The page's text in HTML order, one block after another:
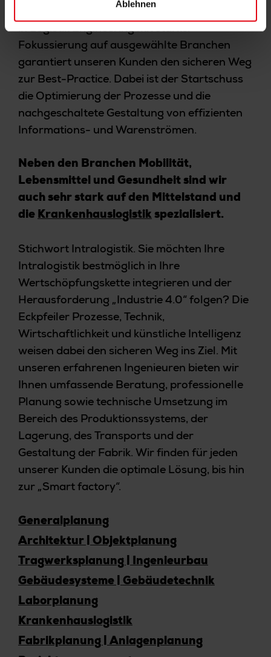
Ablehnen
Die langjährige Erfahrung von Scherr+Klimke
in Logistik Engineering mit starker
Fokussierung auf ausgewählte Branchen
garantiert unseren Kunden den sicheren Weg
zur Best-Practice. Dabei ist der Startschuss
die Optimierung der Prozesse und die
nachgeschaltete Gestaltung von effizienten
Informations- und Warenströmen.
Neben den Branchen Mobilität,
Lebensmittel und Gesundheit sind wir
auch sehr stark auf den Mittelstand und
die Krankenhauslogistik spezialisiert.
Stichwort Intralogistik. Sie möchten Ihre
Intralogistik bestmöglich in Ihre
Wertschöpfungskette integrieren und der
Herausforderung „Industrie 4.0“ folgen? Die
Eckpfeiler Prozesse, Technik,
Wirtschaftlichkeit und künstliche Intelligenz
weisen dabei den sicheren Weg ins Ziel. Mit
unseren erfahrenen Ingenieuren bieten wir
Ihnen umfassende Beratung, professionelle
Planung sowie technische Umsetzung im
Bereich des Produktionssystems, der
Lagerung, des Transports und der
Gestaltung der Fabrik. Wir finden für jeden
unserer Kunden die optimale Lösung, bis hin
zur „Smart factory“.
Generalplanung
Architektur | Objektplanung
Tragwerksplanung | Ingenieurbau
Gebäudesysteme | Gebäudetechnik
Laborplanung
Krankenhauslogistik
Fabrikplanung | Anlagenplanung